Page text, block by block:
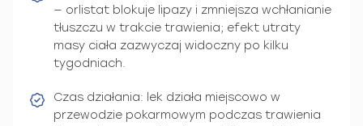
— orlistat blokuje lipazy i zmniejsza wchłanianie
tłuszczu w trakcie trawienia; efekt utraty
masy ciała zazwyczaj widoczny po kilku
tygodniach.
Czas działania: lek działa miejscowo w
przewodzie pokarmowym podczas trawienia